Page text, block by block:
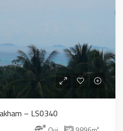
– LS0340